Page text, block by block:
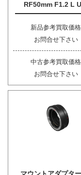
RF50mm F1.2 L
新品参考買取価格
お問合せ下さい
中古参考買取価格
お問合せ下さい